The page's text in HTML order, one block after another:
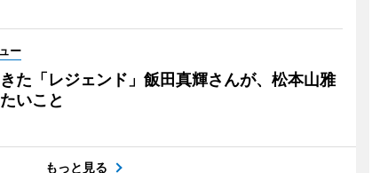
ー
た「レジェンド」飯田真輝さんが、松本山雅
いこと
もっと見る